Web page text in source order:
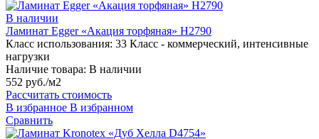
В наличии
Ламинат Egger «Акация торфяная» H2790
Класс использования: 33 Класс - коммерческий, интенсивные
нагрузки
Наличие товара: В наличии
552 руб./м2
Рассчитать стоимость
В избранное В избранном
Сравнить